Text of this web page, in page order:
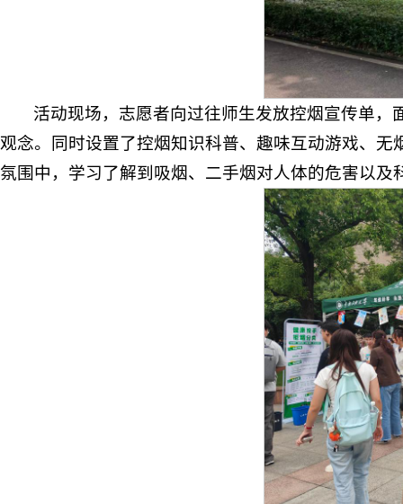
活动现场，志愿者向过往师生发放控烟宣传单
观念。同时设置了控烟知识科普、趣味互动游戏、
氛围中，学习了解到吸烟、二手烟对人体的危害以